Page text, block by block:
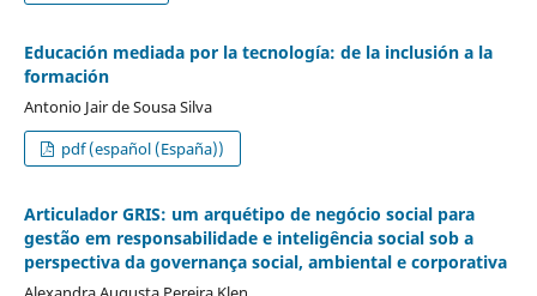
Educación mediada por la tecnología: de la inclusión a la
formación
Antonio Jair de Sousa Silva
pdf (español (España))
Articulador GRIS: um arquétipo de negócio social para
gestão em responsabilidade e inteligência social sob a
perspectiva da governança social, ambiental e corporativa